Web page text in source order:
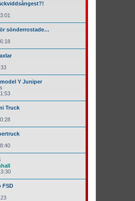
sönderrostade…
Y Juniper
Truck
FSD